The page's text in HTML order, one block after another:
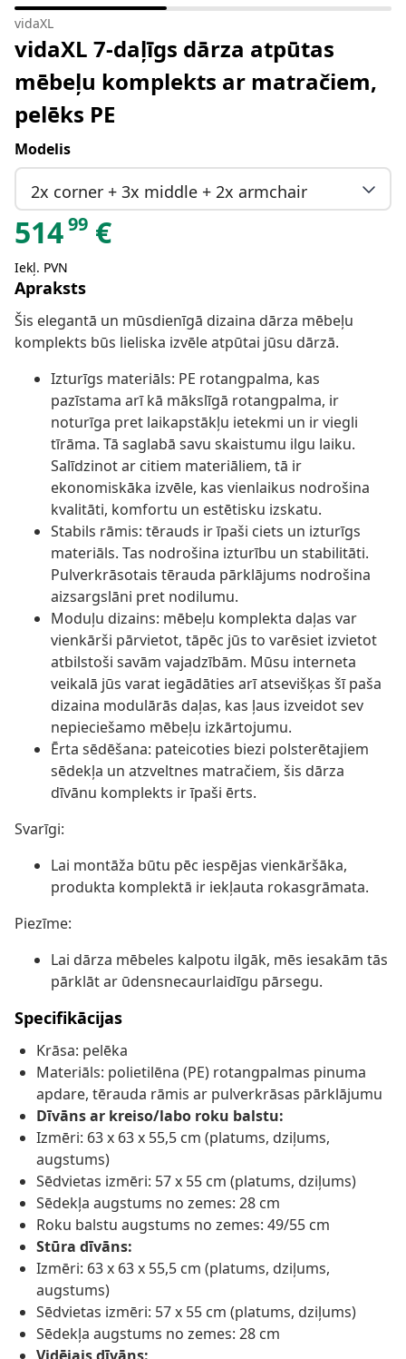
vidaXL
vidaXL 7-daļīgs dārza atpūtas
mēbeļu komplekts ar matračiem,
pelēks PE
Modelis
2x corner + 3x middle + 2x armchair
51499 €
Iekļ. PVN
Apraksts
Šis elegantā un mūsdienīgā dizaina dārza mēbeļu
komplekts būs lieliska izvēle atpūtai jūsu dārzā.
Izturīgs materiāls: PE rotangpalma, kas
pazīstama arī kā mākslīgā rotangpalma, ir
noturīga pret laikapstākļu ietekmi un ir viegli
tīrāma. Tā saglabā savu skaistumu ilgu laiku.
Salīdzinot ar citiem materiāliem, tā ir
ekonomiskāka izvēle, kas vienlaikus nodrošina
kvalitāti, komfortu un estētisku izskatu.
Stabils rāmis: tērauds ir īpaši ciets un izturīgs
materiāls. Tas nodrošina izturību un stabilitāti.
Pulverkrāsotais tērauda pārklājums nodrošina
aizsargslāni pret nodilumu.
Moduļu dizains: mēbeļu komplekta daļas var
vienkārši pārvietot, tāpēc jūs to varēsiet izvietot
atbilstoši savām vajadzībām. Mūsu interneta
veikalā jūs varat iegādāties arī atsevišķas šī paša
dizaina modulārās daļas, kas ļaus izveidot sev
nepieciešamo mēbeļu izkārtojumu.
Ērta sēdēšana: pateicoties biezi polsterētajiem
sēdekļa un atzveltnes matračiem, šis dārza
dīvānu komplekts ir īpaši ērts.
Svarīgi:
Lai montāža būtu pēc iespējas vienkāršāka,
produkta komplektā ir iekļauta rokasgrāmata.
Piezīme:
Lai dārza mēbeles kalpotu ilgāk, mēs iesakām tās
pārklāt ar ūdensnecaurlaidīgu pārsegu.
Specifikācijas
Krāsa: pelēka
Materiāls: polietilēna (PE) rotangpalmas pinuma
apdare, tērauda rāmis ar pulverkrāsas pārklājumu
Dīvāns ar kreiso/labo roku balstu:
Izmēri: 63 x 63 x 55,5 cm (platums, dziļums,
augstums)
Sēdvietas izmēri: 57 x 55 cm (platums, dziļums)
Sēdekļa augstums no zemes: 28 cm
Roku balstu augstums no zemes: 49/55 cm
Stūra dīvāns:
Izmēri: 63 x 63 x 55,5 cm (platums, dziļums,
augstums)
Sēdvietas izmēri: 57 x 55 cm (platums, dziļums)
Sēdekļa augstums no zemes: 28 cm